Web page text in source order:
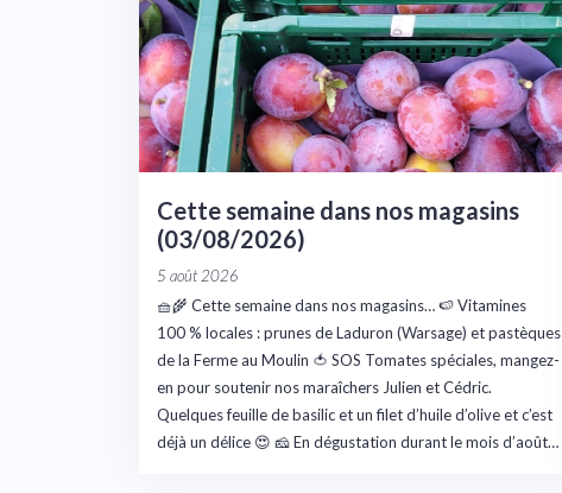
Cette semaine dans nos magasins
(03/08/2026)
5 août 2026
🧺🌾 Cette semaine dans nos magasins… 🍉 Vitamines
100 % locales : prunes de Laduron (Warsage) et pastèques
de la Ferme au Moulin 🍅 SOS Tomates spéciales, mangez-
en pour soutenir nos maraîchers Julien et Cédric.
Quelques feuille de basilic et un filet d’huile d’olive et c’est
déjà un délice 😍 🧀 En dégustation durant le mois d’août…